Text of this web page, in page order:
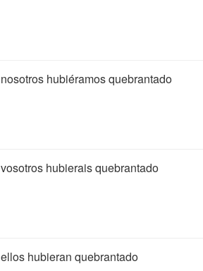
nosotros hubiéramos quebrantado
vosotros hubierais quebrantado
ellos hubieran quebrantado